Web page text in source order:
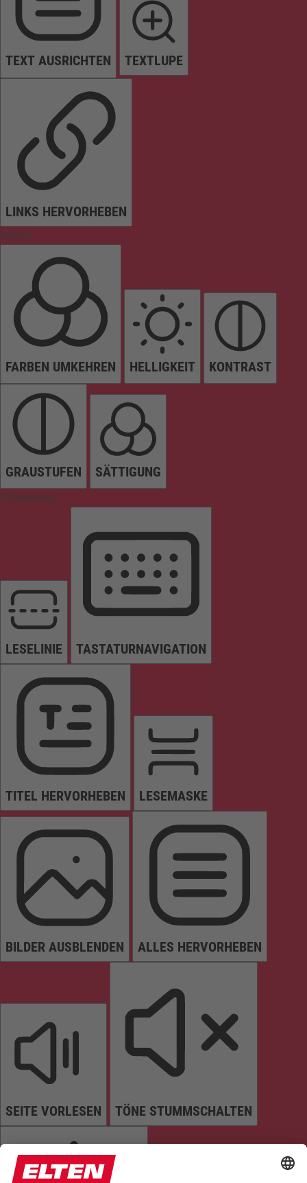
TEXT AUSRICHTEN TEXTLUPE
LINKS HERVORHEBEN
Farben
FARBEN UMKEHREN HELLIGKEIT KONTRAST
GRAUSTUFEN SÄTTIGUNG
Orientierung
LESELINIE TASTATURNAVIGATION
TITEL HERVORHEBEN LESEMASKE
BILDER AUSBLENDEN ALLES HERVORHEBEN
SEITE VORLESEN TÖNE STUMMSCHALTEN